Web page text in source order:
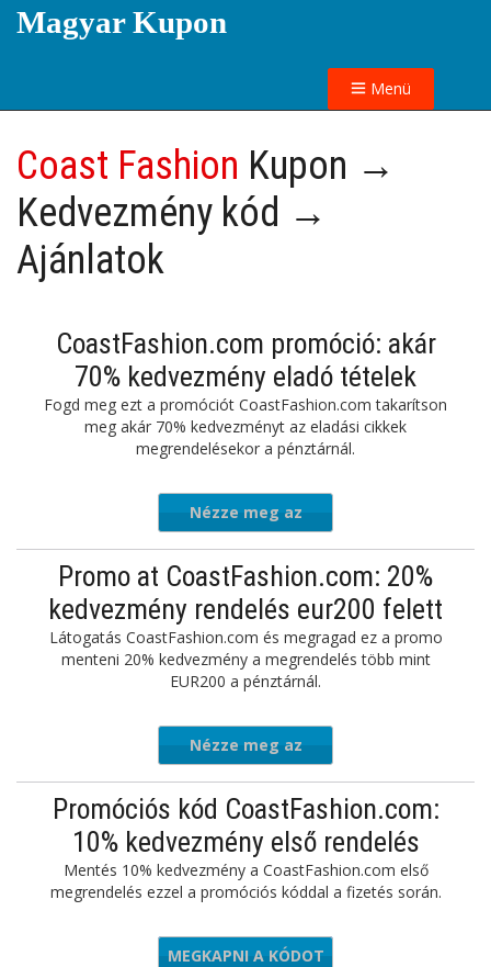
Magyar Kupon
Menü
Coast Fashion Kupon →
Kedvezmény kód →
Ajánlatok
CoastFashion.com promóció: akár
70% kedvezmény eladó tételek
Fogd meg ezt a promóciót CoastFashion.com takarítson
meg akár 70% kedvezményt az eladási cikkek
megrendelésekor a pénztárnál.
Nézze meg az
ajánlatot
Promo at CoastFashion.com: 20%
kedvezmény rendelés eur200 felett
Látogatás CoastFashion.com és megragad ez a promo
menteni 20% kedvezmény a megrendelés több mint
EUR200 a pénztárnál.
Nézze meg az
ajánlatot
Promóciós kód CoastFashion.com:
10% kedvezmény első rendelés
Mentés 10% kedvezmény a CoastFashion.com első
megrendelés ezzel a promóciós kóddal a fizetés során.
NEW10
MEGKAPNI A KÓDOT